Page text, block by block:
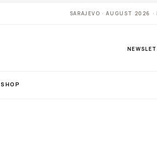
SARAJEVO · AUGUST 2026
SHOP